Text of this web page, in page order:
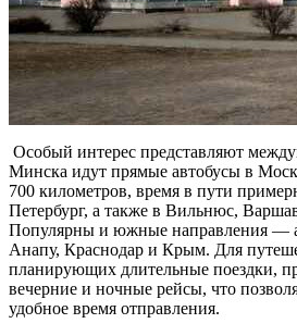
Особый интерес представляют
Минска идут прямые автобусы в
700 километров, время в пути
Петербург, а также в Вильнюс,
Популярны и южные направления —
Анапу, Краснодар и Крым. Для
планирующих длительные поездки,
вечерние и ночные рейсы, что
удобное время отправления.